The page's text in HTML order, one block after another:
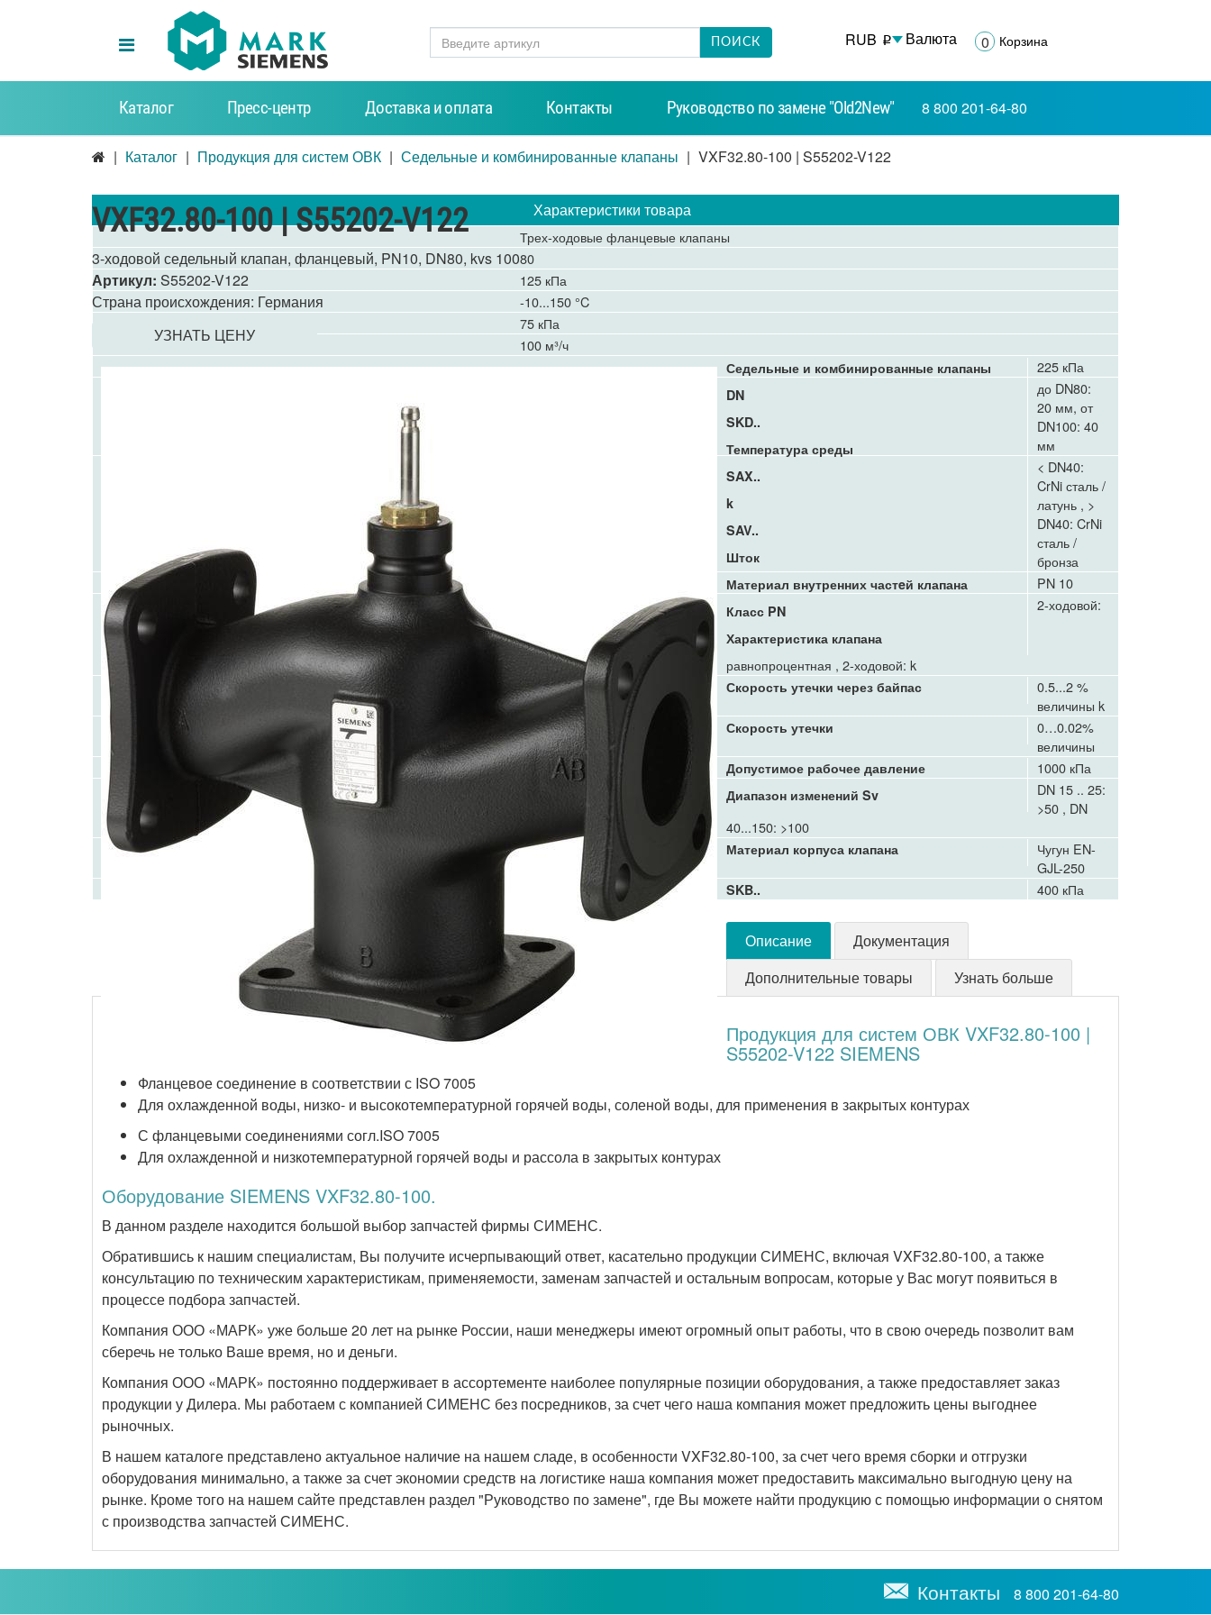
ПОИСК Валюта
RUB p 0 Корзина
Каталог Пресс-центр Доставка и оплата Контакты Руководство по замене "Old2New" 8 800 201-64-80
Каталог Продукция для систем ОВК Седельные и комбинированные клапаны VXF32.80-100 | S55202-V122
VXF32.80-100 | S55202-V122
3-ходовой седельный клапан, фланцевый, PN10, DN80, kvs 100
Артикул: S55202-V122
Страна происхождения: Германия
УЗНАТЬ ЦЕНУ
Характеристики товара
Седельные и комбинированные клапаны
Трех-ходовые фланцевые клапаны
DN
80
SKD..
125 кПа
Температура среды
-10...150 °C
SAX..
75 кПа
k
100 м³/ч
SAV..
225 кПа
Шток
до DN80:
20 мм, от
DN100: 40
мм
Материал внутренних частeй клапана
< DN40:
CrNi сталь /
латунь , >
DN40: CrNi
сталь /
бронза
Класс PN
PN 10
Характеристика клапана
2-ходовой:
равнопроцентная , 2-ходовой: k
Скорость утечки через байпас
0.5...2 %
величины k
Скорость утечки
0…0.02%
величины
Допустимое рабочее давление 1000 кПа
Диапазон изменений Sv
DN 15 .. 25:
>50 , DN
40...150: >100
Материал корпуса клапана
Чугун EN-
GJL-250
SKB.. 400 кПа
Описание
Документация
Дополнительные товары
Узнать больше
Продукция для систем ОВК VXF32.80-100 |
S55202-V122 SIEMENS
Фланцевое соединение в соответствии с ISO 7005
Для охлажденной воды, низко- и высокотемпературной горячей воды, соленой воды, для применения в закрытых контурах
С фланцевыми соединениями согл.ISO 7005
Для охлажденной и низкотемпературной горячей воды и рассола в закрытых контурах
Оборудование SIEMENS VXF32.80-100.
В данном разделе находится большой выбор запчастей фирмы СИМЕНС.
Обратившись к нашим специалистам, Вы получите исчерпывающий ответ, касательно продукции СИМЕНС, включая VXF32.80-100, а также
консультацию по техническим характеристикам, применяемости, заменам запчастей и остальным вопросам, которые у Вас могут появиться в
процессе подбора запчастей.
Компания ООО «МАРК» уже больше 20 лет на рынке России, наши менеджеры имеют огромный опыт работы, что в свою очередь позволит вам
сберечь не только Ваше время, но и деньги.
Компания ООО «МАРК» постоянно поддерживает в ассортементе наиболее популярные позиции оборудования, а также предоставляет заказ
продукции у Дилера. Мы работаем с компанией СИМЕНС без посредников, за счет чего наша компания может предложить цены выгоднее
рыночных.
В нашем каталоге представлено актуальное наличие на нашем сладе, в особенности VXF32.80-100, за счет чего время сборки и отгрузки
оборудования минимально, а также за счет экономии средств на логистике наша компания может предоставить максимально выгодную цену на
рынке. Кроме того на нашем сайте представлен раздел "Руководство по замене", где Вы можете найти продукцию с помощью информации о снятом
с производства запчастей СИМЕНС.
Контакты 8 800 201-64-80